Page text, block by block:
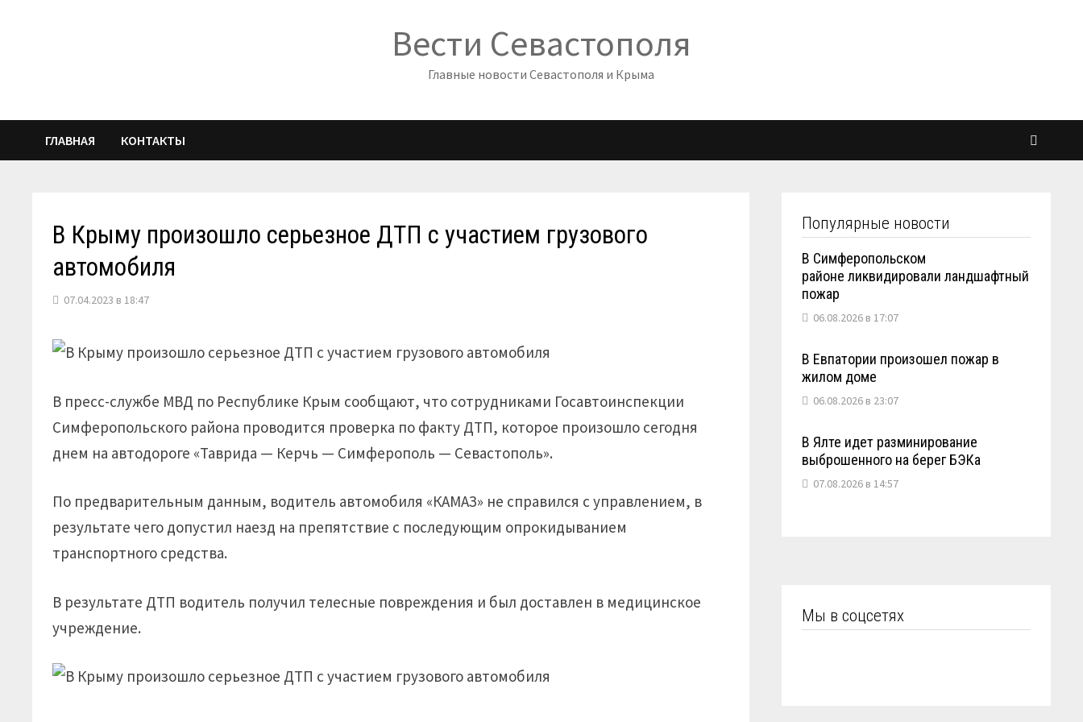
Вести Севастополя
Главные новости Севастополя и Крыма
ГЛАВНАЯ КОНТАКТЫ
В Крыму произошло серьезное ДТП с участием грузового
автомобиля
07.04.2023 в 18:47
В пресс-службе МВД по Республике Крым сообщают, что сотрудниками Госавтоинспекции
Симферопольского района проводится проверка по факту ДТП, которое произошло сегодня
днем на автодороге «Таврида — Керчь — Симферополь — Севастополь».
По предварительным данным, водитель автомобиля «КАМАЗ» не справился с управлением, в
результате чего допустил наезд на препятствие с последующим опрокидыванием
транспортного средства.
В результате ДТП водитель получил телесные повреждения и был доставлен в медицинское
учреждение.
Популярные новости
В Симферопольском
районе ликвидировали ландшафтный
пожар
06.08.2026 в 17:07
В Евпатории произошел пожар в
жилом доме
06.08.2026 в 23:07
В Ялте идет разминирование
выброшенного на берег БЭКа
07.08.2026 в 14:57
Мы в соцсетях